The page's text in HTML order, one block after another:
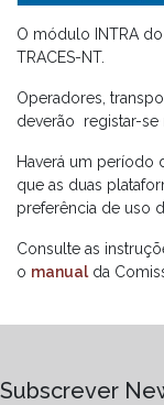
O módulo INTRA
TRACES-NT.
Operadores,
deverão registar-se
Haverá um período
que as duas
preferência de uso
Consulte as
o manual da
Subscrever